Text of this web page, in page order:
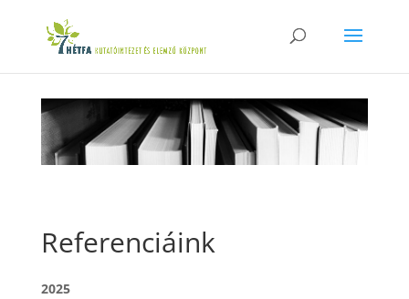
Referenciáink
2025